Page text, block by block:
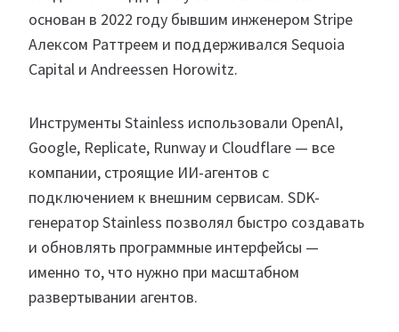
основан в 2022 году бывшим инженером Stripe
Алексом Раттреем и поддерживался Sequoia
Capital и Andreessen Horowitz.
Инструменты Stainless использовали OpenAI,
Google, Replicate, Runway и Cloudflare — все
компании, строящие ИИ-агентов с
подключением к внешним сервисам. SDK-
генератор Stainless позволял быстро создавать
и обновлять программные интерфейсы —
именно то, что нужно при масштабном
развертывании агентов.